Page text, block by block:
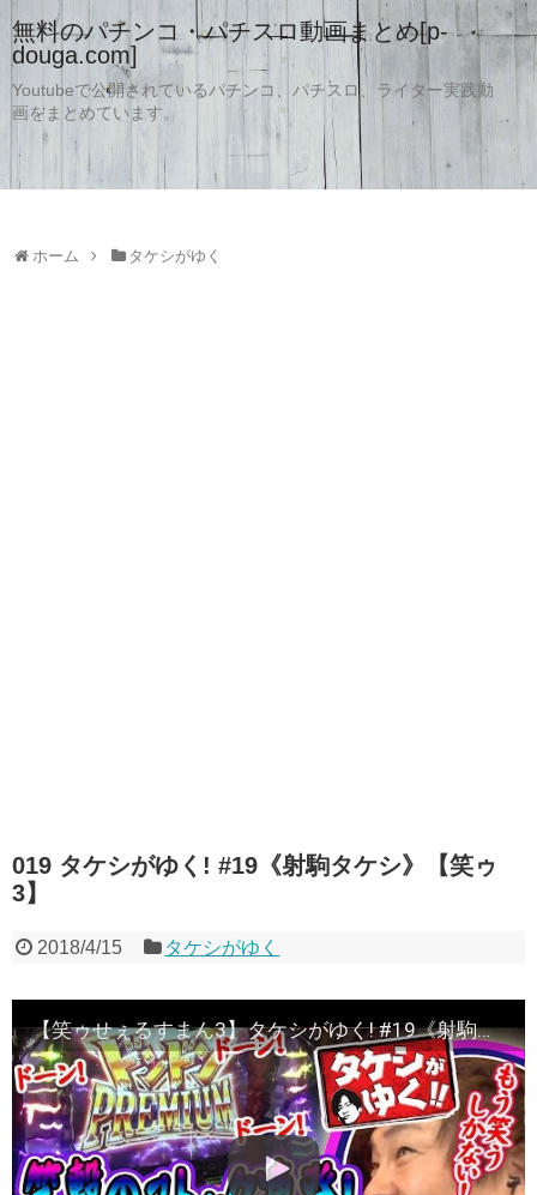
無料のパチンコ・パチスロ動画まとめ[p-
douga.com]
Youtubeで公開されているパチンコ、パチスロ、ライター実践動
画をまとめています。
ホーム タケシがゆく
019 タケシがゆく! #19《射駒タケシ》【笑ゥ
3】
2018/4/15 タケシがゆく
【笑ゥせぇるすまん3】タケシがゆく! #19《射駒タケシ》[必勝本WEB-TV][パチスロ][スロット]